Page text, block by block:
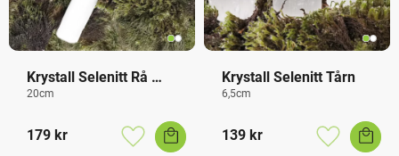
Krystall Selenitt Rå
Tårn XL
20cm
179 kr
Lagre som favoritt
Krystall Selenitt Tårn
6,5cm
139 kr
Lagre som